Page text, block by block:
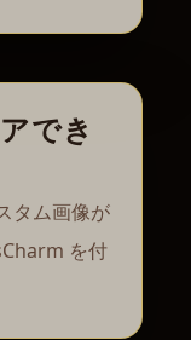
でき
タム画像が
を付